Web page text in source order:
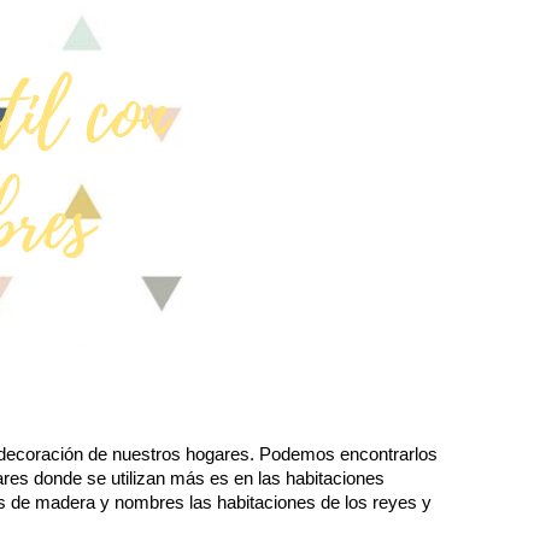
de nuestros hogares. Podemos encontrarlos
donde se utilizan más es en las habitaciones
madera y nombres las habitaciones de los reyes y